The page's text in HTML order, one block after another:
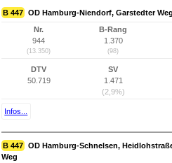
B 447 OD Hamburg-Niendorf, Garstedter
Nr.
944
(13.350)
B-Rang
1.370
(98)
DTV
50.719
SV
1.471
(2,9%)
Infos...
B 447 OD Hamburg-Schnelsen,
Weg